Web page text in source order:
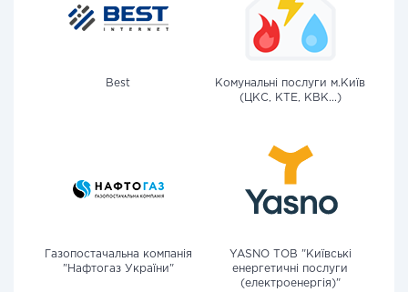
Best
Комунальні послуги м.Київ
(ЦКС, КТЕ, КВК...)
Газопостачальна компанія
"Нафтогаз України"
YASNO ТОВ "Київські
енергетичні послуги
(електроенергія)"